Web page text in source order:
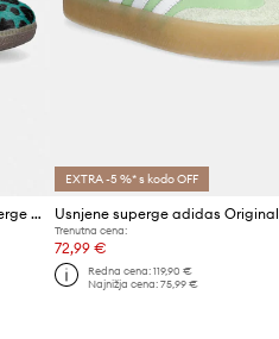
adidas Originals Samba Og superge ženske usnjene
EXTRA -5 %* s kodo OFF
Trenutna cena:
72,99 €
Redna cena: 119,90 €
Najnižja cena: 75,99 €